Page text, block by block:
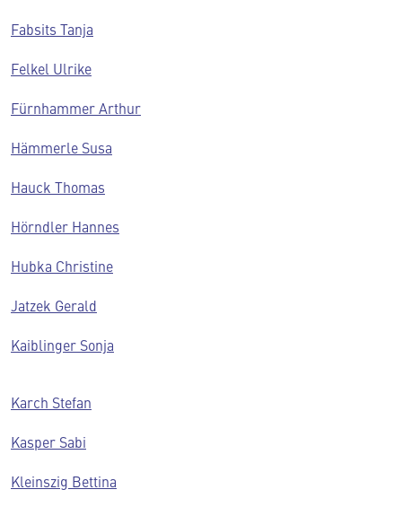
Fabsits Tanja
Felkel Ulrike
Fürnhammer Arthur
Hämmerle Susa
Hauck Thomas
Hörndler Hannes
Hubka Christine
Jatzek Gerald
Kaiblinger Sonja
Karch Stefan
Kasper Sabi
Kleinszig Bettina